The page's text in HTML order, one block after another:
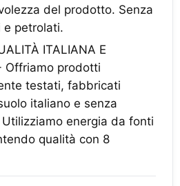
del prodotto. Senza
e petrolati.
ITALIANA E
Offriamo prodotti
testati, fabbricati
italiano e senza
energia da fonti
qualità con 8